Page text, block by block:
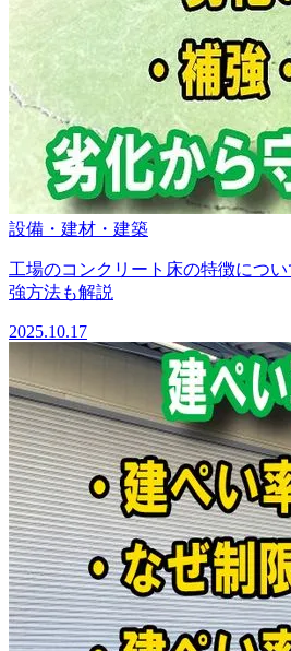
設備・建材・建築
工場のコンクリート床の特徴につ
強方法も解説
2025.10.17